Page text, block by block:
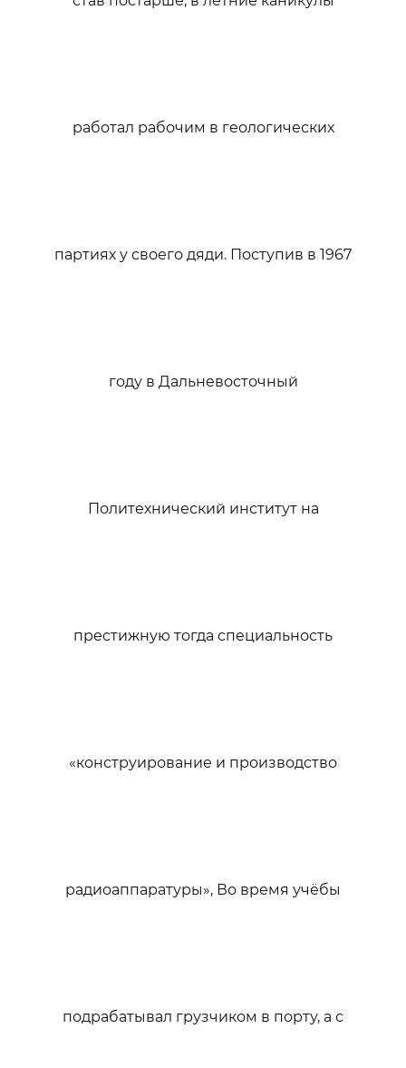
работал рабочим в геологических
партиях у своего дяди. Поступив в 1967
году в Дальневосточный
Политехнический институт на
престижную тогда специальность
«конструирование и производство
радиоаппаратуры», Во время учёбы
подрабатывал грузчиком в порту, а с